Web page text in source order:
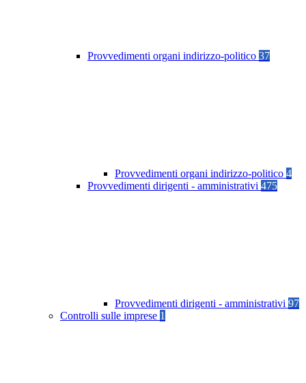
Provvedimenti organi indirizzo-politico 37
Provvedimenti organi indirizzo-politico 4
Provvedimenti dirigenti - amministrativi 475
Provvedimenti dirigenti - amministrativi 97
Controlli sulle imprese 1